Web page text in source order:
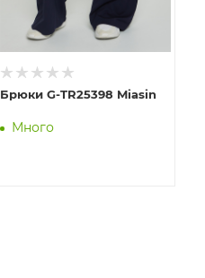
Брюки G-TR25398 Miasin
Много